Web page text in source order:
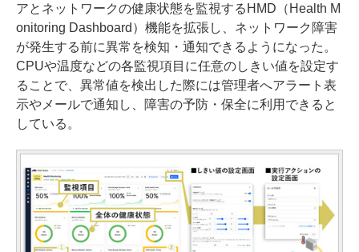
アとネットワークの健康状態を監視するHMD（Health M
onitoring Dashboard）機能を拡張し、ネットワーク障害
が発生する前に異常を検知・通知できるようになった。
CPUや温度などの各監視項目に任意のしきい値を設定す
ることで、異常値を検出した際には管理者へアラート表
示やメールで通知し、障害の予防・保全に利用できると
している。